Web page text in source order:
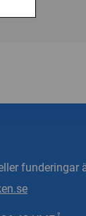
funderingar